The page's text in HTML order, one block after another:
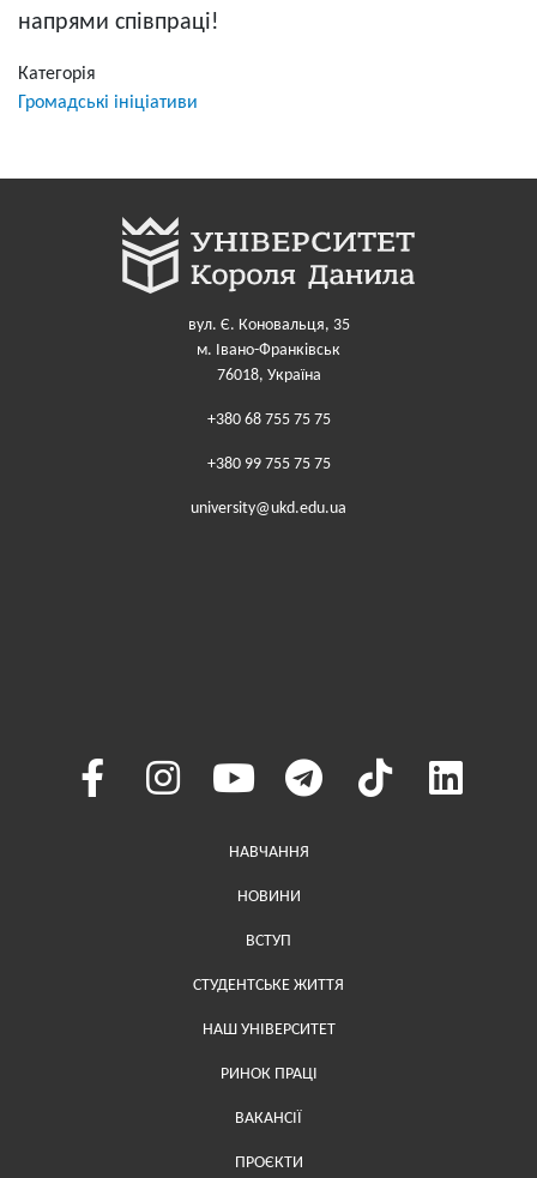
напрями співпраці!
Категорія
Громадські ініціативи
вул. Є. Коновальця, 35
м. Івано-Франківськ
76018, Україна
+380 68 755 75 75
+380 99 755 75 75
university@ukd.edu.ua
Меню у хедері
НАВЧАННЯ
НОВИНИ
ВСТУП
СТУДЕНТСЬКЕ ЖИТТЯ
НАШ УНІВЕРСИТЕТ
РИНОК ПРАЦІ
ВАКАНСІЇ
ПРОЄКТИ